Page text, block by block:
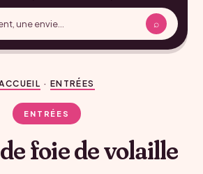
⌕
· ENTRÉES
ENTRÉES
foie de volaille